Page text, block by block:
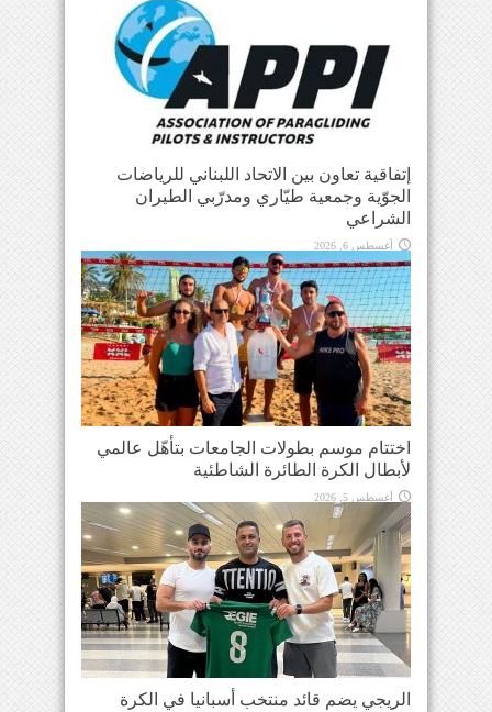
إتفاقية تعاون بين الاتحاد اللبناني للرياضات
الجوّية وجمعية طيّاري ومدرّبي الطيران
الشراعي
أغسطس 6, 2026
اختتام موسم بطولات الجامعات بتأهّل عالمي
لأبطال الكرة الطائرة الشاطئية
أغسطس 5, 2026
الريجي يضم قائد منتخب أسبانيا في الكرة